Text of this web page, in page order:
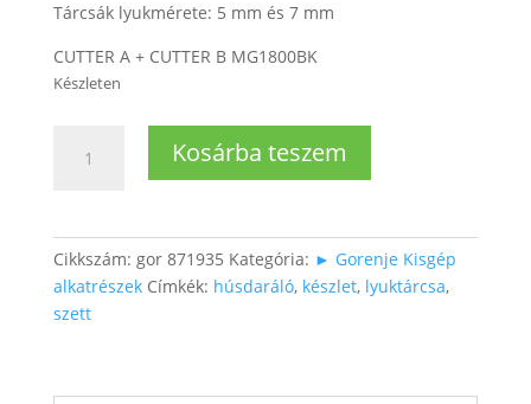
Tárcsák lyukmérete: 5 mm és 7 mm
CUTTER A + CUTTER B MG1800BK
Készleten
húsdarálóhoz
mennyiség
Kosárba teszem
Cikkszám: gor 871935 Kategória: ► Gorenje Kisgép
alkatrészek Címkék: húsdaráló, készlet, lyuktárcsa,
szett